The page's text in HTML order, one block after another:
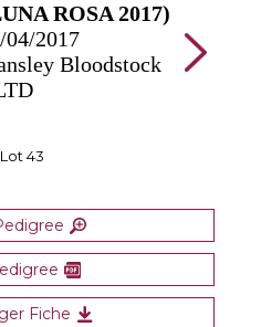
ROSA 2017)
2017
Bloodstock
Fiche